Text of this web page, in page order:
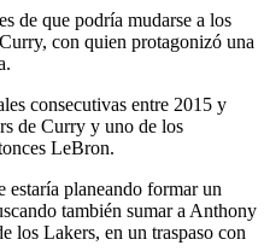
de que podría mudarse a los
con quien protagonizó una
consecutivas entre 2015 y
de Curry y uno de los
LeBron.
planeando formar un
también sumar a Anthony
los Lakers, en un traspaso con